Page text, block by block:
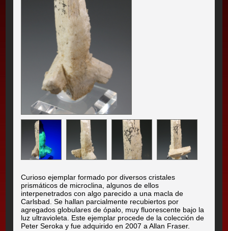
Curioso ejemplar formado por diversos cristales
prismáticos de microclina, algunos de ellos
interpenetrados con algo parecido a una macla de
Carlsbad. Se hallan parcialmente recubiertos por
agregados globulares de ópalo, muy fluorescente bajo la
luz ultravioleta. Este ejemplar procede de la colección de
Peter Seroka y fue adquirido en 2007 a Allan Fraser.